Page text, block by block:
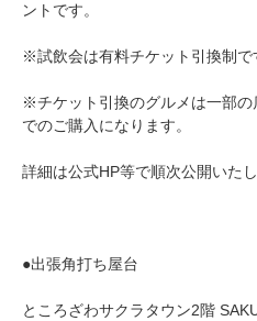
ントです。
※試飲会は有料チケット引換制で
※チケット引換のグルメは一部
でのご購入になります。
詳細は公式HP等で順次公開いたし
●出張角打ち屋台
ところざわサクラタウン2階